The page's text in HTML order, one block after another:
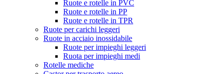
Ruote e rotelle in PVC
Ruote e rotelle in PP
Ruote e rotelle in TPR
Ruote per carichi leggeri
Ruote in acciaio inossidabile
Ruote per impieghi leggeri
Ruota per impieghi medi
Rotelle mediche